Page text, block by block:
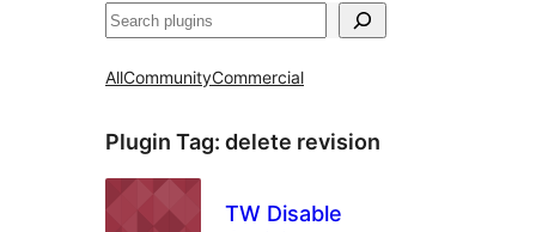
ရှာ
AllCommunityCommercial
Plugin Tag: delete revision
TW Disable